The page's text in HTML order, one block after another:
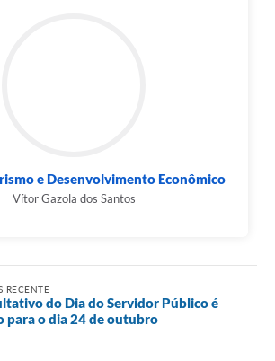
e Desenvolvimento Econômico
Vítor Gazola dos Santos
RECENTE
do Dia do Servidor Público é
para o dia 24 de outubro